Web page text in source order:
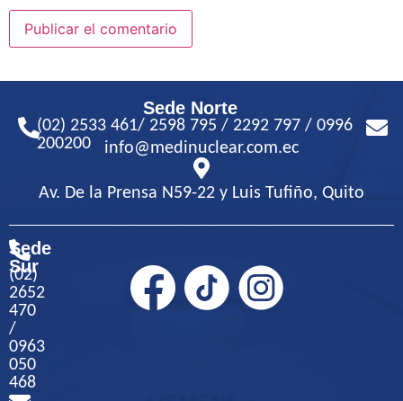
Sede Norte
(02) 2533 461/ 2598 795 / 2292 797 / 0996
200200
info@medinuclear.com.ec
Av. De la Prensa N59-22 y Luis Tufiño, Quito
Sede
Sur
(02)
2652
470
/
0963
050
468